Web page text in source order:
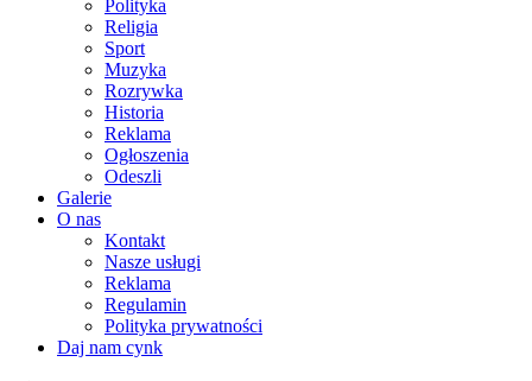
Polityka
Religia
Sport
Muzyka
Rozrywka
Historia
Reklama
Ogłoszenia
Odeszli
Galerie
O nas
Kontakt
Nasze usługi
Reklama
Regulamin
Polityka prywatności
Daj nam cynk